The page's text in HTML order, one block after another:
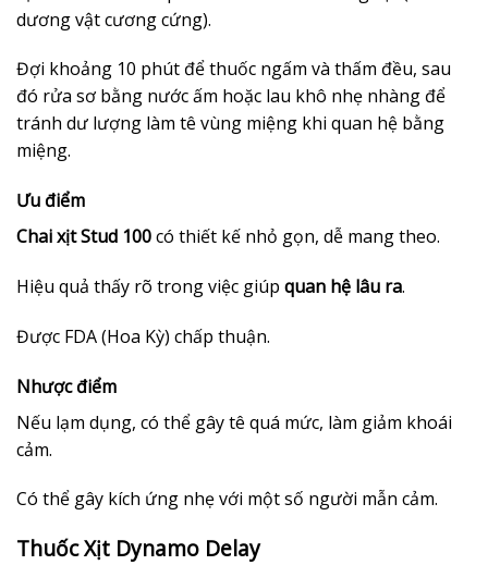
dương vật cương cứng).
Đợi khoảng 10 phút để thuốc ngấm và thấm đều, sau
đó rửa sơ bằng nước ấm hoặc lau khô nhẹ nhàng để
tránh dư lượng làm tê vùng miệng khi quan hệ bằng
miệng.
Ưu điểm
Chai xịt Stud 100có thiết kế nhỏ gọn, dễ mang theo.
Hiệu quả thấy rõ trong việc giúp quan hệ lâu ra.
Được FDA (Hoa Kỳ) chấp thuận.
Nhược điểm
Nếu lạm dụng, có thể gây tê quá mức, làm giảm khoái
cảm.
Có thể gây kích ứng nhẹ với một số người mẫn cảm.
Thuốc Xịt Dynamo Delay